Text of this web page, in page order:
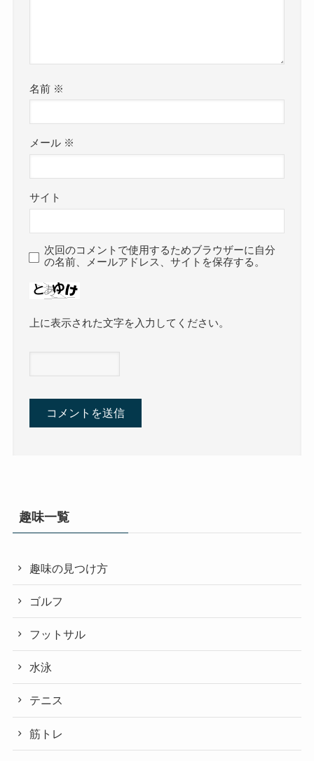
名前 ※
メール ※
サイト
次回のコメントで使用するためブラウザーに自分
の名前、メールアドレス、サイトを保存する。
上に表示された文字を入力してください。
趣味一覧
趣味の見つけ方
ゴルフ
フットサル
水泳
テニス
筋トレ